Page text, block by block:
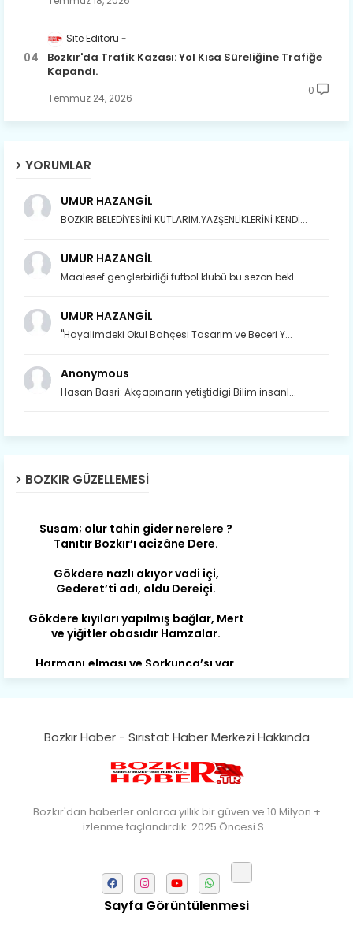
Site Editörü
Bozkır'da Trafik Kazası: Yol Kısa Süreliğine Trafiğe
Kapandı.
Temmuz 24, 2026
0
YORUMLAR
UMUR HAZANGİL
BOZKIR BELEDİYESİNİ KUTLARIM.YAZŞENLİKLERİNİ KENDİ...
UMUR HAZANGİL
Maalesef gençlerbirliği futbol klubü bu sezon bekl...
UMUR HAZANGİL
"Hayalimdeki Okul Bahçesi Tasarım ve Beceri Y...
Anonymous
Hasan Basri: Akçapınarın yetiştidigi Bilim insanl...
BOZKIR GÜZELLEMESI
Çat değişti, şimdi gülüyor Çağlayan.
Gökdere nazlı akıyor vadi içi,
Gökdere kıyıları yapılmış bağlar, Mert
Harmanı,elması ve Sorkunca’sı var.
Büyük yerdir, mahalleleri Aydınlık, Tarih
kan, Bunlarla kasaba olmuş Sarıoğlan.
Çarşamba’nın koynunda tarih çok
yorgun. Şehit Berâtlı, halkı yiğit genç
Perşembe de yaşlılardan aldım öğüt,
Tarih, kültür, ozan ve Gazi orda var.
Hocaköy’dür eski adı can Üçpınar.
Ortaoluk çeşmenden su içen kanar,
Bozkır Haber - Sırıstat Haber Merkezi Hakkında
Bozkır'dan haberler onlarca yıllık bir güven ve 10 Milyon +
izlenme taçlandırdık. 2025 Öncesi S…
Sayfa Görüntülenmesi